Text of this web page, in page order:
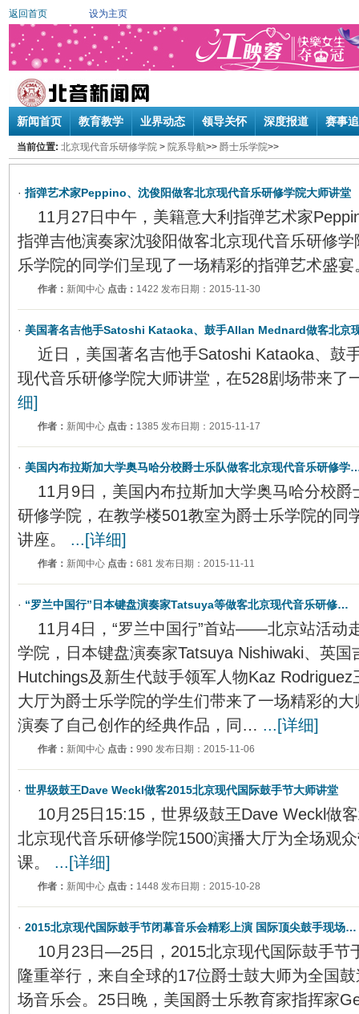
返回首页 设为主页
新闻首页 教育教学 业界动态 领导关怀 深度报道 赛事
当前位置: 北京现代音乐研修学院 > 院系导航>> 爵士乐学院>>
· 指弹艺术家Peppino、沈俊阳做客北京现代音乐研修学院大师讲堂
11月27日中午，美籍意大利指弹艺术家
指弹吉他演奏家沈骏阳做客北京现代音乐研修
乐学院的同学们呈现了一场精彩的指弹艺术盛宴
作者： 新闻中心 点击： 1422 发布日期：2015-11-30
· 美国著名吉他手Satoshi Kataoka、鼓手Allan Mednard做客北京
近日，美国著名吉他手Satoshi Kataoka、鼓
现代音乐研修学院大师讲堂，在528剧场带来了
细]
作者： 新闻中心 点击： 1385 发布日期：2015-11-17
· 美国内布拉斯加大学奥马哈分校爵士乐队做客北京现代音乐研修学
11月9日，美国内布拉斯加大学奥马哈分校
研修学院，在教学楼501教室为爵士乐学院的同
讲座。
...[详细]
作者： 新闻中心 点击： 681 发布日期：2015-11-11
· “罗兰中国行”日本键盘演奏家Tatsuya等做客北京现代音乐研修…
11月4日，“罗兰中国行”首站——北京站活动
学院，日本键盘演奏家Tatsuya Nishiwaki、英国
Hutchings及新生代鼓手领军人物Kaz
大厅为爵士乐学院的学生们带来了一场精彩的
演奏了自己创作的经典作品，同… ...[详细]
作者： 新闻中心 点击： 990 发布日期：2015-11-06
· 世界级鼓王Dave Weckl做客2015北京现代国际鼓手节大师讲堂
10月25日15:15，世界级鼓王Dave Weckl做
北京现代音乐研修学院1500演播大厅为全场观
课。
...[详细]
作者： 新闻中心 点击： 1448 发布日期：2015-10-28
· 2015北京现代国际鼓手节闭幕音乐会精彩上演 国际顶尖鼓手现场…
10月23日—25日，2015北京现代国际鼓手节
隆重举行，来自全球的17位爵士鼓大师为全国
场音乐会。25日晚，美国爵士乐教育家指挥家